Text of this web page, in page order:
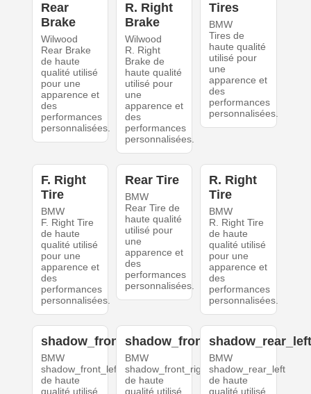
Rear
Brake
Wilwood
Rear Brake
de haute
qualité utilisé
pour une
apparence et
des
performances
personnalisées.
R. Right
Brake
Wilwood
R. Right
Brake de
haute qualité
utilisé pour
une
apparence et
des
performances
personnalisées.
Tires
BMW
Tires de
haute qualité
utilisé pour
une
apparence et
des
performances
personnalisées.
F. Right
Tire
BMW
F. Right Tire
de haute
qualité utilisé
pour une
apparence et
des
performances
personnalisées.
Rear Tire
BMW
Rear Tire de
haute qualité
utilisé pour
une
apparence et
des
performances
personnalisées.
R. Right
Tire
BMW
R. Right Tire
de haute
qualité utilisé
pour une
apparence et
des
performances
personnalisées.
shadow_front_left
BMW
shadow_front_left
de haute
qualité utilisé
shadow_front_right
BMW
shadow_front_right
de haute
qualité utilisé
BMW
shadow_rear_left
de haute
qualité utilisé